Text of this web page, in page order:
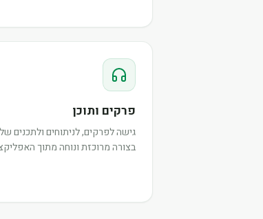
פרקים ותוכן
גישה לפרקים, לניתוחים ולתכנים
בצורה מרוכזת ונוחה מתוך